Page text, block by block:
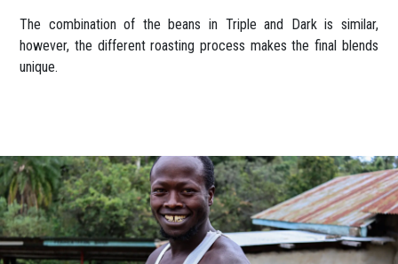
The combination of the beans in Triple and Dark is similar,
however, the different roasting process makes the final blends
unique.